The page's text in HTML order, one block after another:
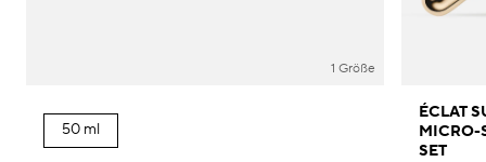
1 Größe
50 ml
ÉCLAT
MICRO-
SET